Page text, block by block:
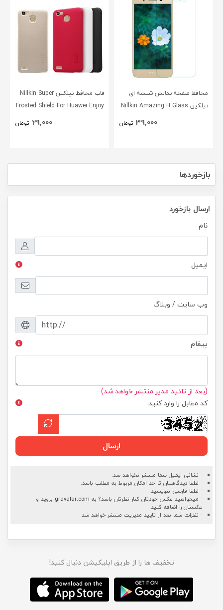
محافظ صفحه نمایش شیشه ای
نیلکین Nillkin Amazing H Glass
Screen Protector For Huawei
39,000 تومان
قاب محافظ نیلکین Nillkin Super
Frosted Shield For Huawei Enjoy
29,000 تومان
بازخوردها
ارسال بازخورد
نام
ایمیل
وب سایت / وبلاگ
پیغام
(بعد از تائید مدیر منتشر خواهد شد)
کد مقابل را وارد کنید
ارسال
- نشانی ایمیل شما منتشر نخواهد شد.
- لطفا دیدگاهتان تا حد امکان مربوط به مطلب باشد.
- لطفا فارسی بنویسید.
- میخواهید عکس خودتان کنار نظرتان باشد؟ به gravatar.com بروید و
عکستان را اضافه کنید.
- نظرات شما بعد از تایید مدیریت منتشر خواهد شد
تخفیف ها را از طریق اپلیکیشن دنبال کنید!